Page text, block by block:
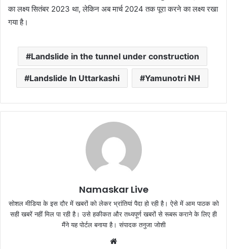
का लक्ष्य सितंबर 2023 था, लेकिन अब मार्च 2024 तक पूरा करने का लक्ष्य रखा
गया है।
Landslide in the tunnel under construction
Landslide In Uttarkashi Yamunotri NH
Namaskar Live
सोशल मीडिया के इस दौर में खबरों को लेकर भ्रांतियां पैदा हो रही है। ऐसे में आम पाठक को
सही खबरें नहीं मिल पा रही है। उसे हकीकत और तथ्यपूर्ण खबरों से रूबरू कराने के लिए ही
मैंने यह पोर्टल बनाया है। संपादक तनुजा जोशी